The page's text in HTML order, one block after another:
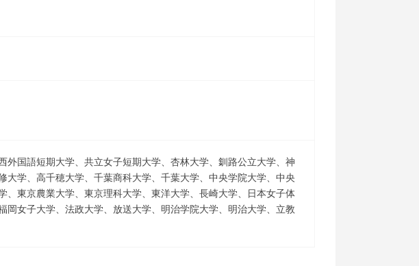
国語短期大学、共立女子短期大学、杏林大学、釧路公立大学、神
大学、高千穂大学、千葉商科大学、千葉大学、中央学院大学、中央
、東京農業大学、東京理科大学、東洋大学、長崎大学、日本女子体
女子大学、法政大学、放送大学、明治学院大学、明治大学、立教